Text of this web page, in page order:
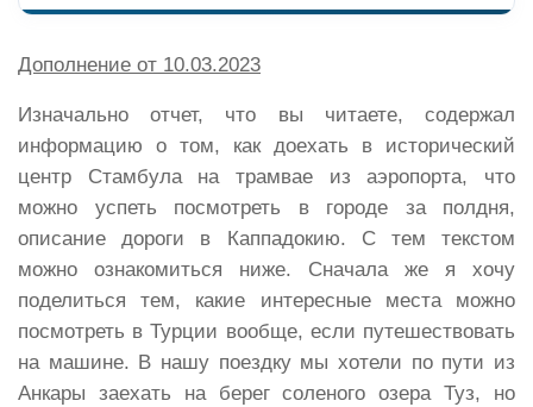
Дополнение от 10.03.2023
Изначально отчет, что вы читаете, содержал
информацию о том, как доехать в исторический
центр Стамбула на трамвае из аэропорта, что
можно успеть посмотреть в городе за полдня,
описание дороги в Каппадокию. С тем текстом
можно ознакомиться ниже. Сначала же я хочу
поделиться тем, какие интересные места можно
посмотреть в Турции вообще, если путешествовать
на машине. В нашу поездку мы хотели по пути из
Анкары заехать на берег соленого озера Туз, но